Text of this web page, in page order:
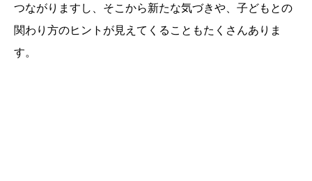
つながりますし、そこから新たな気づきや、子どもとの
関わり方のヒントが見えてくることもたくさんありま
す。